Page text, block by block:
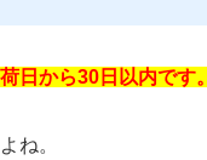
日から30日以内です。
ね。